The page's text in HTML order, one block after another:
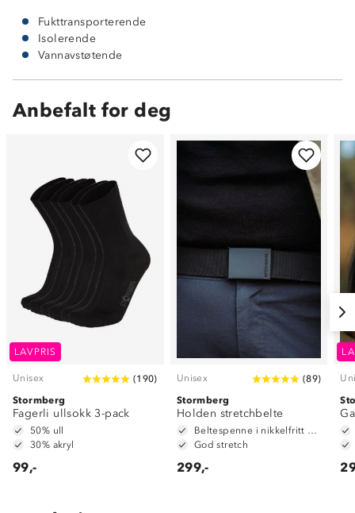
Fukttransporterende
Isolerende
Vannavstøtende
Anbefalt for deg
LAVPRIS
Unisex (190)
Stormberg
Fagerli ullsokk 3-pack
50% ull
30% akryl
99,-
Unisex (89)
Stormberg
Holden stretchbelte
God stretch
299,-